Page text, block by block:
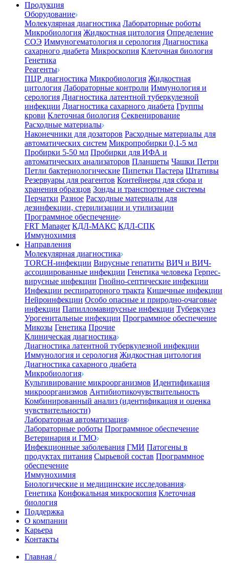
Продукция
Оборудование
Молекулярная диагностика Лабораторные роботы
Микробиология Жидкостная цитология Определение
СОЭ Иммуногематология и серология Диагностика
сахарного диабета Микроскопия Клеточная биология
Генетика
Реагенты
ПЦР диагностика Микробиология Жидкостная
цитология Лабораторные контроли Иммунология и
серология Диагностика латентной туберкулезной
инфекции Диагностика сахарного диабета Группы
крови Клеточная биология Секвенирование
Расходные материалы
Наконечники для дозаторов Расходные материалы для
автоматических систем Микропробирки 0,1-5 мл
Пробирки 5-50 мл Пробирки для ИФА и
автоматических анализаторов Планшеты Чашки Петри
Петли бактериологические Пипетки Пастера Штативы
Резервуары для реагентов Контейнеры для сбора и
хранения образцов Зонды и транспортные системы
Перчатки Разное Расходные материалы для
дезинфекции, стерилизации и утилизации
Программное обеспечение
FRT Manager КДЛ-МАКС КДЛ-СПК
Иммунохимия
Направления
Молекулярная диагностика
TORCH-инфекции Вирусные гепатиты ВИЧ и ВИЧ-
ассоциированные инфекции Генетика человека Герпес-
вирусные инфекции Гнойно-септические инфекции
Инфекции респираторного тракта Кишечные инфекции
Нейроинфекции Особо опасные и природно-очаговые
инфекции Папилломавирусные инфекции Туберкулез
Урогенитальные инфекции Программное обеспечение
Микозы Генетика Прочие
Клиническая диагностика
Диагностика латентной туберкулезной инфекции
Иммунология и серология Жидкостная цитология
Диагностика сахарного диабета
Микробиология
Культивирование микроорганизмов Идентификация
микроорганизмов Антибиотикочувствительность
Комбинированный анализ (идентификация и оценка
чувствительности)
Лабораторная автоматизация
Лабораторные роботы Программное обеспечение
Ветеринария и ГМО
Инфекционные заболевания ГМИ Патогены в
продуктах питания Сырьевой состав Программное
обеспечение
Иммунохимия
Биологические и медицинские исследования
Генетика Конфокальная микроскопия Клеточная
биология
Поддержка
О компании
Карьера
Контакты
Главная /